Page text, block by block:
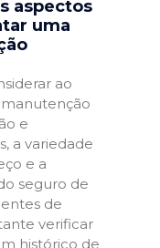
aspectos
uma
ao
e
a variedade
e a
seguro de
de
verificar
histórico de